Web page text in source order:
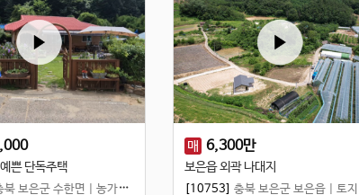
쁜 단독주택
북 보은군 수한면 농가주택
매 6,300만
보은읍 외곽 나대지
[10753] 충북 보은군 보은읍 토지